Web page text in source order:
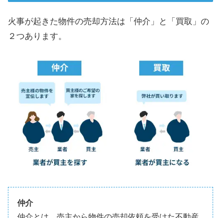
火事が起きた物件の売却方法は「仲介」と「買取」の
２つあります。
仲介